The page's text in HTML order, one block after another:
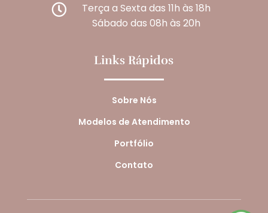

Terça a Sexta das 11h às 18h
Sábado das 08h às 20h
Links Rápidos
Sobre Nós
Modelos de Atendimento
Portfólio
Contato